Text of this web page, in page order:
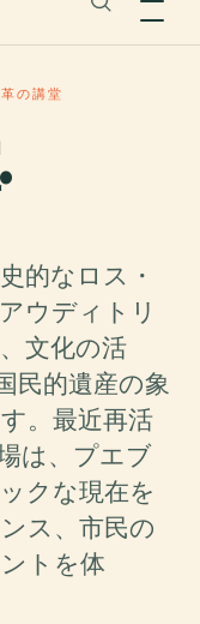
の講堂
的なロス・
ウディトリ
文化の活
民的遺産の象
。最近再活
は、プエブ
クな現在を
ス、市民の
トを体